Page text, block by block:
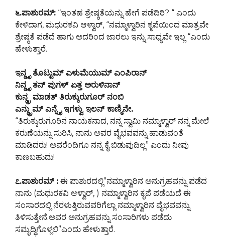
೬.ಪಾಶುರಮ್: “ಇಂತಹ ಶ್ರೇಷ್ಠತೆಯನ್ನು ಹೇಗೆ ಪಡೆದಿರಿ? “ ಎಂದು
ಕೇಳಿದಾಗ, ಮಧುರಕವಿ ಆಳ್ವಾರ್, “ನಮ್ಮಾಳ್ವಾರಿನ ಕೃಪೆಯಿಂದ ಮಾತ್ರವೇ
ಶ್ರೇಷ್ಠತೆ ಪಡೆದೆ ಹಾಗು ಅದರಿಂದ ಜಾರಲು ಇನ್ನು ಸಾಧ್ಯವೇ ಇಲ್ಲ “ಎಂದು
ಹೇಳುತ್ತಾರೆ.
ಇನ್ಡೃ ತೊಟ್ಟುಮ್ ಎಳುಮೆಯುಮ್ ಎಂಪಿರಾನ್
ನಿನ್ಡೃ ತನ್ ಪುಗಳ್ ಏತ್ತ ಅರುಳಿನಾನ್
ಕುನ್ಡ್ರ ಮಾಡತ್ ತಿರುಕ್ಕುರುಗೂರ್ ನಂಬಿ
ಎನ್ಡ್ರುಮ್ ಎನ್ನೈ ಇಗಳ್ವು ಇಲನ್ ಕಾಣ್ಮಿನೇ.
“ತಿರುಕ್ಕುರುಗೂರಿನ ನಾಯಕನಾದ, ನನ್ನ ಸ್ವಾಮಿ ನಮ್ಮಾಳ್ವಾರ್ ನನ್ನ ಮೇಲೆ
ಕರುಣೆಯನ್ನು ಸುರಿಸಿ, ನಾನು ಅವರ ವೈಭವವನ್ನು ಹಾಡುವಂತೆ
ಮಾಡಿದರು! ಅವರೆಂದಿಗೂ ನನ್ನ ಕೈ ಬಿಡುವುದಿಲ್ಲ” ಎಂದು ನೀವು
ಕಾಣಬಹುದು!
೭.ಪಾಶುರಮ್ : ಈ ಪಾಶುರದಲ್ಲಿ”ನಮ್ಮಾಳ್ವಾರಿನ ಅನುಗ್ರಹವನ್ನು ಪಡೆದ
ನಾನು (ಮಧುರಕವಿ ಆಳ್ವಾರ್, ) ನಮ್ಮಾಳ್ವಾರಿನ ಕೃಪೆ ಪಡೆಯದೆ ಈ
ಸಂಸಾರದಲ್ಲಿ ನೆರಳುತ್ತಿರುವವರಿಗೆಲ್ಲಾ ನಮ್ಮಾಳ್ವಾರಿನ ವೈಭವವನ್ನು
ತಿಳಿಸುತ್ತೇನೆ.ಅವರ ಅನುಗ್ರಹವನ್ನು ಸಂಸಾರಿಗಳು ಪಡೆದು
ಸಮೃದ್ಧಿಗೊಳ್ಲಲಿ”ಎಂದು ಹೇಳುತ್ತಾರೆ.